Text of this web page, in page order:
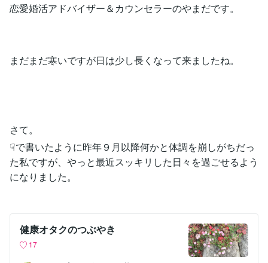
恋愛婚活アドバイザー＆カウンセラーのやまだです。
まだまだ寒いですが日は少し長くなって来ましたね。
さて。
☟で書いたように昨年９月以降何かと体調を崩しがちだっ
た私ですが、やっと最近スッキリした日々を過ごせるよう
になりました。
健康オタクのつぶやき
17